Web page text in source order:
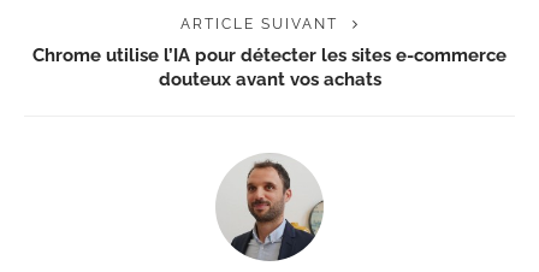
ARTICLE SUIVANT
Chrome utilise l’IA pour détecter les sites e-commerce
douteux avant vos achats